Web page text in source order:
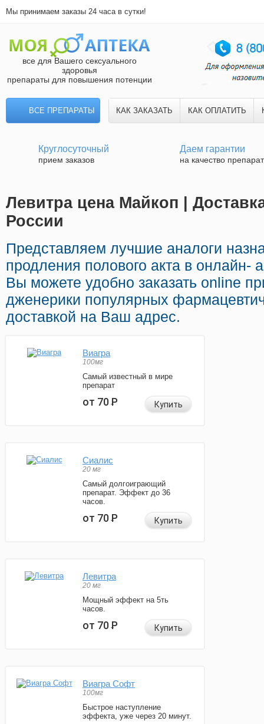
Мы принимаем заказы 24 часа в сутки!
все для Вашего сексуального
здоровья
препараты для повышения потенции
ВСЕ ПРЕПАРАТЫ КАК ЗАКАЗАТЬ КАК ОПЛАТИТЬ
Круглосуточный
прием заказов
Даем гарантии
на качество
Левитра цена Майкоп |
России
Представляем лучшие аналоги
продления полового акта в онлайн-
Вы можете удобно заказать online
дженерики популярных
доставкой на Ваш адрес.
Виагра
100мг
Самый известный в мире
препарат
от 70Р Купить
Сиалис
20 мг
Самый долгоиграющий
препарат. Эффект до 36
часов.
от 70Р Купить
Левитра
20 мг
Мощный эффект на 5ть
часов.
от 70Р Купить
Виагра Софт
100мг
Быстрое наступление
эффекта, уже через 20 минут.